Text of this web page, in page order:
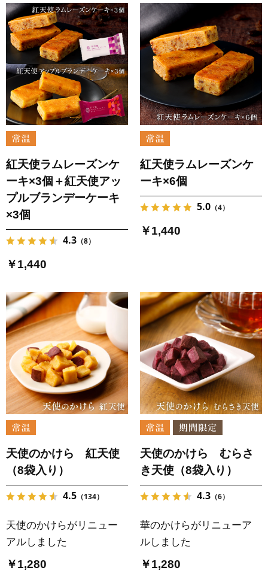
紅天使ラムレーズンケ
ーキ×3個＋紅天使アッ
プルブランデーケーキ
×3個
4.3 （8）
￥1,440
紅天使ラムレーズンケ
ーキ×6個
5.0 （4）
￥1,440
天使のかけら 紅天使
（8袋入り）
4.5 （134）
天使のかけらがリニュー
アルしました
￥1,280
天使のかけら むらさ
き天使（8袋入り）
4.3 （6）
華のかけらがリニューア
ルしました
￥1,280